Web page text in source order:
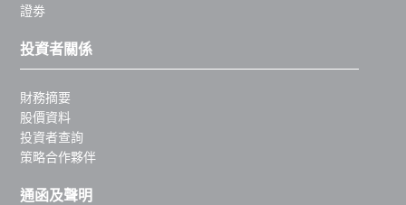
證劵
投資者關係
財務摘要
股價資料
投資者查詢
策略合作夥伴
通函及聲明